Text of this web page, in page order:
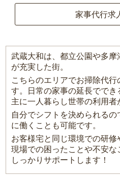
家事代行求
武蔵大和は、都立公園や多
が充実した街。
こちらのエリアでお掃除代
す。日常の家事の延長でで
主に一人暮らし世帯の利用者
自分でシフトを決められる
に働くことも可能です。
お客様宅と同じ環境での研
現場での困ったことや不安
しっかりサポートします！